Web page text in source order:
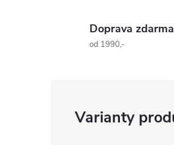
Doprava zdarma
od 1990,-